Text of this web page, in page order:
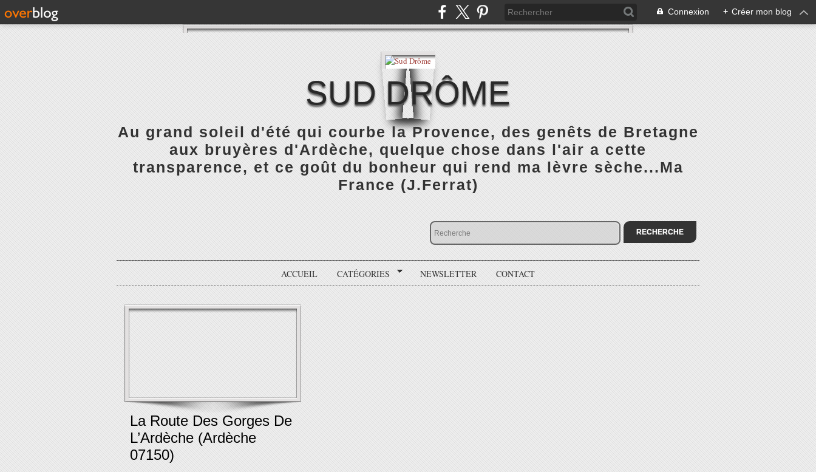
Connexion + Créer mon blog
SUD DRÔME
Au grand soleil d'été qui courbe la Provence, des genêts de Bretagne
aux bruyères d'Ardèche, quelque chose dans l'air a cette
transparence, et ce goût du bonheur qui rend ma lèvre sèche...Ma
France (J.Ferrat)
ACCUEIL CATÉGORIES NEWSLETTER CONTACT
La Route Des Gorges De
L’Ardèche (Ardèche
07150)